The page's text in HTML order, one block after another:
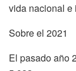
vida nacional e
Sobre el 2021
El pasado año